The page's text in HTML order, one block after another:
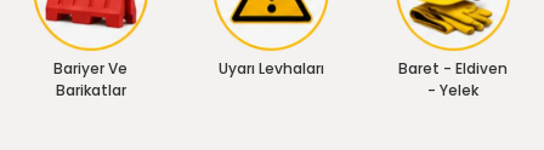
Bariyer Ve
Barikatlar
Uyarı Levhaları
Baret - Eldiven
- Yelek